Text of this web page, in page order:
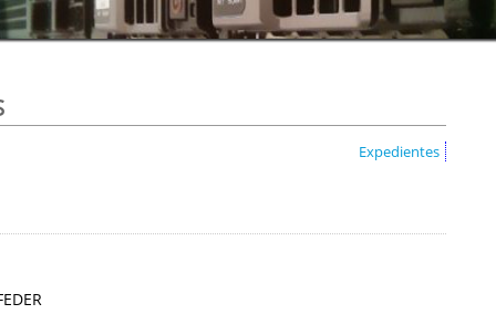
Expedientes